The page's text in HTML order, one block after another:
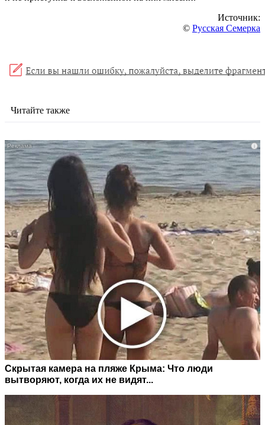
Источник:
© Русская Семерка
Читайте также
i
Скрытая камера на пляже Крыма: Что люди
вытворяют, когда их не видят...